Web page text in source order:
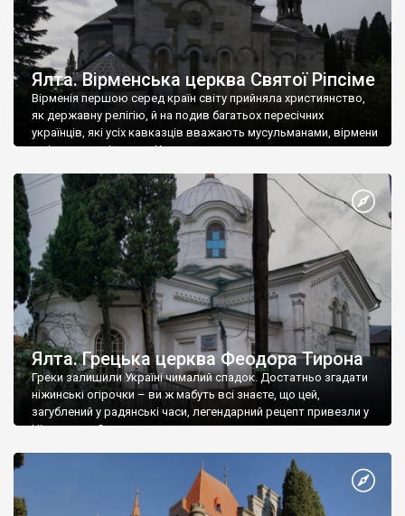
Ялта. Вірменська церква Святої Ріпсіме
Вірменія першою серед країн світу прийняла християнство,
як державну релігію, й на подив багатьох пересічних
українців, які усіх кавказців вважають мусульманами, вірмени
є відданими вірянами Христа
Ялта. Грецька церква Феодора Тирона
Греки залишили Україні чималий спадок. Достатньо згадати
ніжинські огірочки – ви ж мабуть всі знаєте, що цей,
загублений у радянські часи, легендарний рецепт привезли у
Ніжин греки?